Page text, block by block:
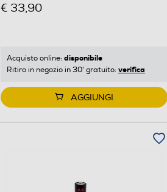
€ 33,90
Acquisto online: disponibile
Ritiro in negozio in 30' gratuito: verifica
AGGIUNGI